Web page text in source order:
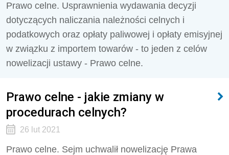
Prawo celne. Usprawnienia wydawania decyzji
dotyczących naliczania należności celnych i
podatkowych oraz opłaty paliwowej i opłaty emisyjnej
w związku z importem towarów - to jeden z celów
nowelizacji ustawy - Prawo celne.
Prawo celne - jakie zmiany w
procedurach celnych?
26 lut 2021
Prawo celne. Sejm uchwalił nowelizację Prawa